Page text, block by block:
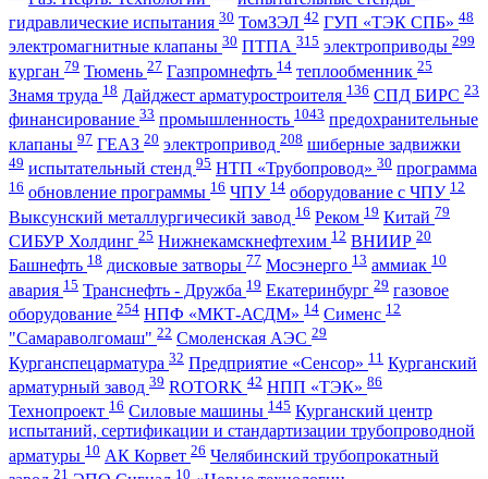
гидравлические испытания 30 ТомЗЭЛ 42 ГУП «ТЭК СПБ» 48
электромагнитные клапаны 30 ПТПА 315 электроприводы 299
курган 79 Тюмень 27 Газпромнефть 14 теплообменник 25
Знамя труда 18 Дайджест арматуростроителя 136 СПД БИРС 23
финансирование 33 промышленность 1043 предохранительные
клапаны 97 ГЕАЗ 20 электропривод 208 шиберные задвижки
49 испытательный стенд 95 НТП «Трубопровод» 30 программа
16 обновление программы 16 ЧПУ 14 оборудование с ЧПУ 12
Выксунский металлургичесикй завод 16 Реком 19 Китай 79
СИБУР Холдинг 25 Нижнекамскнефтехим 12 ВНИИР 20
Башнефть 18 дисковые затворы 77 Мосэнерго 13 аммиак 10
авария 15 Транснефть - Дружба 19 Екатеринбург 29 газовое
оборудование 254 НПФ «МКТ-АСДМ» 14 Сименс 12
"Самараволгомаш" 22 Смоленская АЭС 29
Курганспецарматура 32 Предприятие «Сенсор» 11 Курганский
арматурный завод 39 ROTORK 42 НПП «ТЭК» 86
Технопроект 16 Силовые машины 145 Курганский центр
испытаний, сертификации и стандартизации трубопроводной
арматуры 10 АК Корвет 26 Челябинский трубопрокатный
21 10